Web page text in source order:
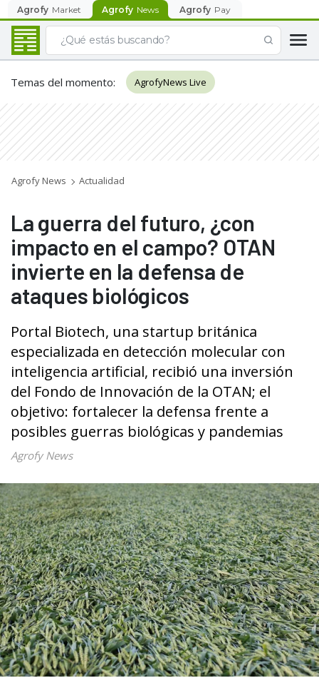
Agrofy Market Agrofy News Agrofy Pay
Temas del momento: AgrofyNews Live
Agrofy News Actualidad
La guerra del futuro, ¿con
impacto en el campo? OTAN
invierte en la defensa de
ataques biológicos
Portal Biotech, una startup británica
especializada en detección molecular con
inteligencia artificial, recibió una inversión
del Fondo de Innovación de la OTAN; el
objetivo: fortalecer la defensa frente a
posibles guerras biológicas y pandemias
Agrofy News